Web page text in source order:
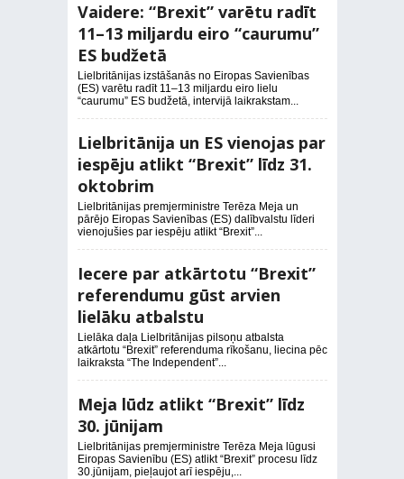
Vaidere: “Brexit” varētu radīt
11–13 miljardu eiro “caurumu”
ES budžetā
Lielbritānijas izstāšanās no Eiropas Savienības
(ES) varētu radīt 11–13 miljardu eiro lielu
“caurumu” ES budžetā, intervijā laikrakstam...
Lielbritānija un ES vienojas par
iespēju atlikt “Brexit” līdz 31.
oktobrim
Lielbritānijas premjerministre Terēza Meja un
pārējo Eiropas Savienības (ES) dalībvalstu līderi
vienojušies par iespēju atlikt “Brexit”...
Iecere par atkārtotu “Brexit”
referendumu gūst arvien
lielāku atbalstu
Lielāka daļa Lielbritānijas pilsoņu atbalsta
atkārtotu “Brexit” referenduma rīkošanu, liecina pēc
laikraksta “The Independent”...
Meja lūdz atlikt “Brexit” līdz
30. jūnijam
Lielbritānijas premjerministre Terēza Meja lūgusi
Eiropas Savienību (ES) atlikt “Brexit” procesu līdz
30.jūnijam, pieļaujot arī iespēju,...